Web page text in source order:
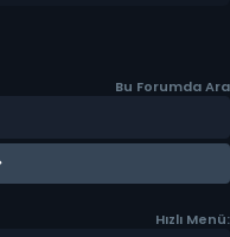
Bu Forumda Ara
Hızlı Menü: